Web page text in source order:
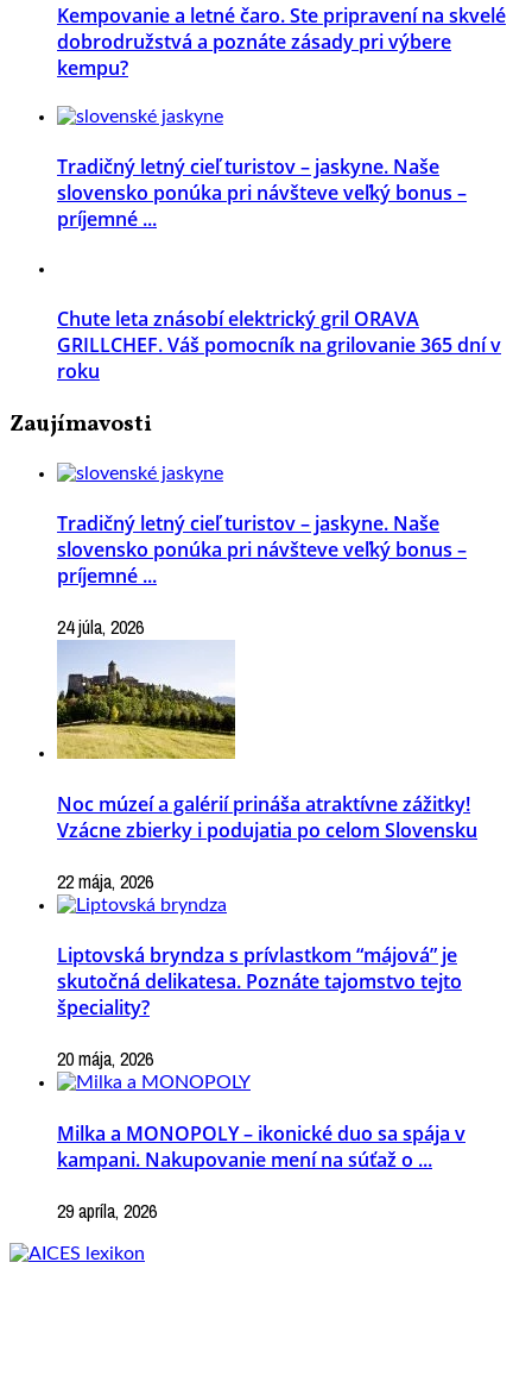
Kempovanie a letné čaro. Ste pripravení na skvelé
dobrodružstvá a poznáte zásady pri výbere
kempu?
Tradičný letný cieľ turistov – jaskyne. Naše
slovensko ponúka pri návšteve veľký bonus –
príjemné ...
Chute leta znásobí elektrický gril ORAVA
GRILLCHEF. Váš pomocník na grilovanie 365 dní v
roku
Zaujímavosti
Tradičný letný cieľ turistov – jaskyne. Naše
slovensko ponúka pri návšteve veľký bonus –
príjemné ...
24 júla, 2026
Noc múzeí a galérií prináša atraktívne zážitky!
Vzácne zbierky i podujatia po celom Slovensku
22 mája, 2026
Liptovská bryndza s prívlastkom “májová” je
skutočná delikatesa. Poznáte tajomstvo tejto
špeciality?
20 mája, 2026
Milka a MONOPOLY – ikonické duo sa spája v
kampani. Nakupovanie mení na súťaž o ...
29 apríla, 2026